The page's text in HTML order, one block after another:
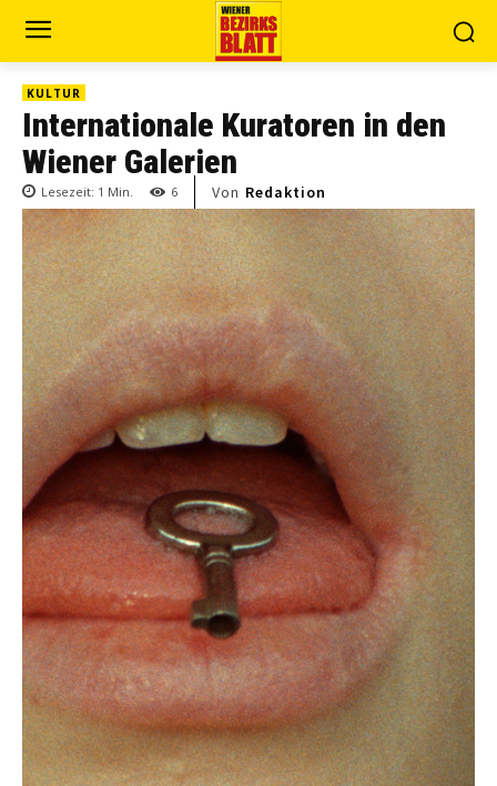
KULTUR
Internationale Kuratoren in den
Wiener Galerien
Lesezeit: 1 Min. 6 Von Redaktion